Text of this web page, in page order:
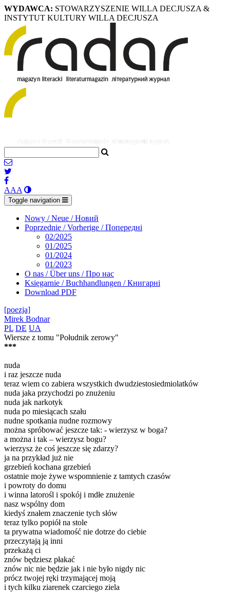
WYDAWCA: STOWARZYSZENIE WILLA DECJUSZA &
INSTYTUT KULTURY WILLA DECJUSZA
AAA
Toggle navigation
Nowy / Neue / Новий
Poprzednie / Vorherige / Попередні
02/2025
01/2025
01/2024
01/2023
O nas / Über uns / Про нас
Księgarnie / Buchhandlungen / Книгарні
Download PDF
[poezja]
Mirek Bodnar
PL DE UA
Wiersze z tomu "Południk zerowy"
***
nuda
i raz jeszcze nuda
teraz wiem co zabiera wszystkich dwudziestosiedmiolatków
nuda jaka przychodzi po znużeniu
nuda jak narkotyk
nuda po miesiącach szału
nudne spotkania nudne rozmowy
można spróbować jeszcze tak: - wierzysz w boga?
a można i tak – wierzysz bogu?
wierzysz że coś jeszcze się zdarzy?
ja na przykład już nie
grzebień kochana grzebień
ostatnie moje żywe wspomnienie z tamtych czasów
i powroty do domu
i winna latorośl i spokój i mdłe znużenie
nasz wspólny dom
kiedyś znałem znaczenie tych słów
teraz tylko popiół na stole
ta prywatna wiadomość nie dotrze do ciebie
przeczytają ją inni
przekażą ci
znów będziesz płakać
znów nic nie będzie jak i nie było nigdy nic
prócz twojej ręki trzymającej moją
i tych kilku ziarenek czarciego ziela